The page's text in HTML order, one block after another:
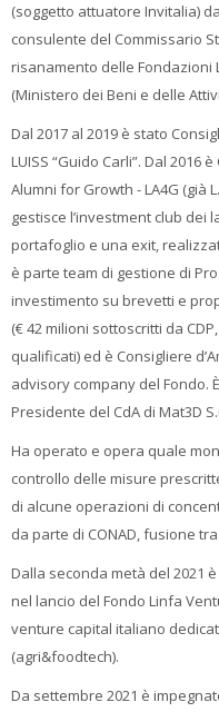
(soggetto attuatore Invitalia)
consulente del Commissario
risanamento delle Fondazioni
(Ministero dei Beni e delle
Dal 2017 al 2019 è stato
LUISS “Guido Carli”. Dal 2016
Alumni for Growth - LA4G (già
gestisce l’investment club dei
portafoglio e una exit,
è parte team di gestione di
investimento su brevetti e
(€ 42 milioni sottoscritti da
qualificati) ed è Consigliere
advisory company del Fondo.
Presidente del CdA di Mat3D
Ha operato e opera quale
controllo delle misure
di alcune operazioni di
da parte di CONAD, fusione
Dalla seconda metà del 2021
nel lancio del Fondo Linfa
venture capital italiano
(agri&foodtech).
Da settembre 2021 è